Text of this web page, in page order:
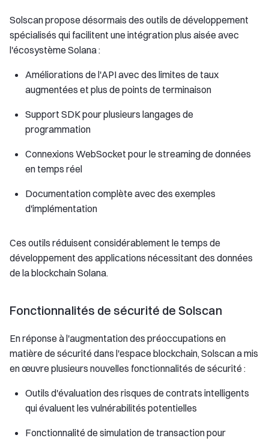
Solscan propose désormais des outils de développement
spécialisés qui facilitent une intégration plus aisée avec
l'écosystème Solana :
Améliorations de l'API avec des limites de taux
augmentées et plus de points de terminaison
Support SDK pour plusieurs langages de
programmation
Connexions WebSocket pour le streaming de données
en temps réel
Documentation complète avec des exemples
d'implémentation
Ces outils réduisent considérablement le temps de
développement des applications nécessitant des données
de la blockchain Solana.
Fonctionnalités de sécurité de Solscan
En réponse à l'augmentation des préoccupations en
matière de sécurité dans l'espace blockchain, Solscan a mis
en œuvre plusieurs nouvelles fonctionnalités de sécurité :
Outils d'évaluation des risques de contrats intelligents
qui évaluent les vulnérabilités potentielles
Fonctionnalité de simulation de transaction pour